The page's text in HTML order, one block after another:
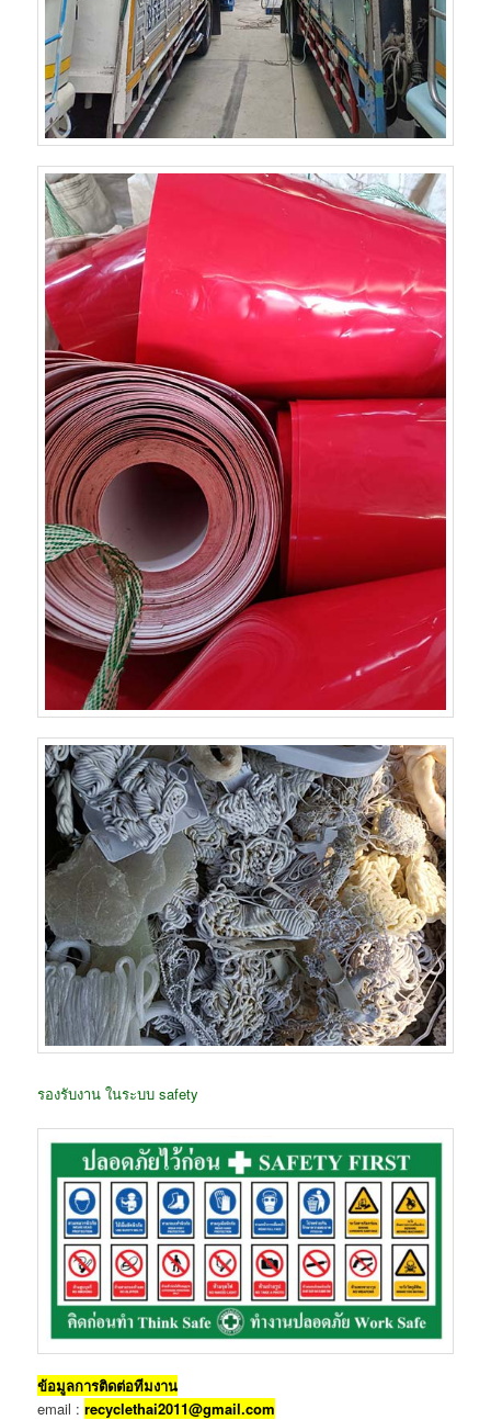
รองรับงาน ในระบบ safety
ข้อมูลการติดต่อทีมงาน
email :recyclethai2011@gmail.com